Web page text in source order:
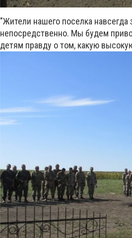
"Жители нашего поселка навсегда
непосредственно. Мы будем
детям правду о том, какую